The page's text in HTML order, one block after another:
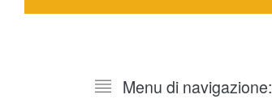
Menu di navigazione: